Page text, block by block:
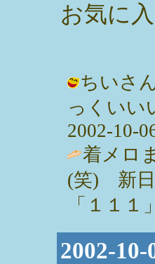
お気に
ちいさ
っくいい
2002-10-
着メロ
(笑) 新日
「１１
2002-